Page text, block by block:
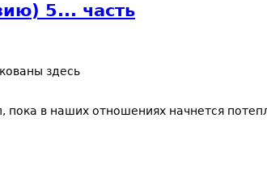
5... часть
здесь
в наших отношениях начнется